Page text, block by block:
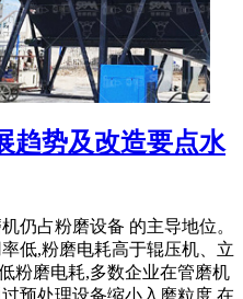
趋势及改造要点水
仍占粉磨设备 的主导地位。
低,粉磨电耗高于辊压机、立
粉磨电耗,多数企业在管磨机